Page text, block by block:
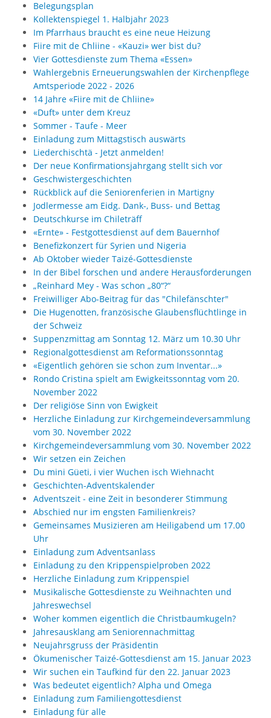
Belegungsplan
Kollektenspiegel 1. Halbjahr 2023
Im Pfarrhaus braucht es eine neue Heizung
Fiire mit de Chliine - «Kauzi» wer bist du?
Vier Gottesdienste zum Thema «Essen»
Wahlergebnis Erneuerungswahlen der Kirchenpflege
Amtsperiode 2022 - 2026
14 Jahre «Fiire mit de Chliine»
«Duft» unter dem Kreuz
Sommer - Taufe - Meer
Einladung zum Mittagstisch auswärts
Liederchischtä - Jetzt anmelden!
Der neue Konfirmationsjahrgang stellt sich vor
Geschwistergeschichten
Rückblick auf die Seniorenferien in Martigny
Jodlermesse am Eidg. Dank-, Buss- und Bettag
Deutschkurse im Chileträff
«Ernte» - Festgottesdienst auf dem Bauernhof
Benefizkonzert für Syrien und Nigeria
Ab Oktober wieder Taizé-Gottesdienste
In der Bibel forschen und andere Herausforderungen
„Reinhard Mey - Was schon „80“?“
Freiwilliger Abo-Beitrag für das "Chilefänschter"
Die Hugenotten, französische Glaubensflüchtlinge in
der Schweiz
Suppenzmittag am Sonntag 12. März um 10.30 Uhr
Regionalgottesdienst am Reformationssonntag
«Eigentlich gehören sie schon zum Inventar...»
Rondo Cristina spielt am Ewigkeitssonntag vom 20.
November 2022
Der religiöse Sinn von Ewigkeit
Herzliche Einladung zur Kirchgemeindeversammlung
vom 30. November 2022
Kirchgemeindeversammlung vom 30. November 2022
Wir setzen ein Zeichen
Du mini Güeti, i vier Wuchen isch Wiehnacht
Geschichten-Adventskalender
Adventszeit - eine Zeit in besonderer Stimmung
Abschied nur im engsten Familienkreis?
Gemeinsames Musizieren am Heiligabend um 17.00
Uhr
Einladung zum Adventsanlass
Einladung zu den Krippenspielproben 2022
Herzliche Einladung zum Krippenspiel
Musikalische Gottesdienste zu Weihnachten und
Jahreswechsel
Woher kommen eigentlich die Christbaumkugeln?
Jahresausklang am Seniorennachmittag
Neujahrsgruss der Präsidentin
Ökumenischer Taizé-Gottesdienst am 15. Januar 2023
Wir suchen ein Taufkind für den 22. Januar 2023
Was bedeutet eigentlich? Alpha und Omega
Einladung zum Familiengottesdienst
Einladung für alle